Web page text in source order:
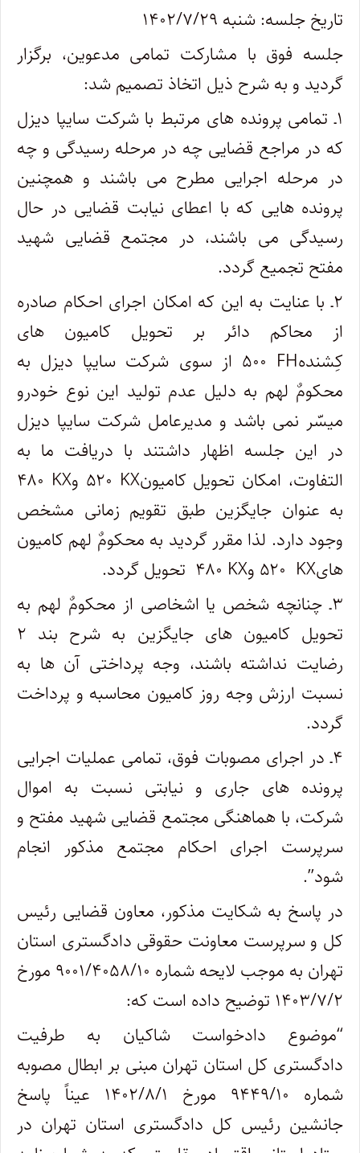
تاریخ جلسه: شنبه ۱۴۰۲/۷/۲۹
جلسه فوق با مشارکت تمامی مدعوین، برگزار
گردید و به شرح ذیل اتخاذ تصمیم شد:
۱ـ تمامی پرونده های مرتبط با شرکت سایپا دیزل
که در مراجع قضایی چه در مرحله رسیدگی و چه
در مرحله اجرایی مطرح می باشند و همچنین
پرونده هایی که با اعطای نیابت قضایی در حال
رسیدگی می باشند، در مجتمع قضایی شهید
مفتح تجمیع گردد.
۲ـ با عنایت به این که امکان اجرای احکام صادره
از محاکم دائر بر تحویل کامیون های
کِشندهFH
۵۰۰ از سوی شرکت سایپا دیزل به
محکومٌ لهم به دلیل عدم تولید این نوع خودرو
میسّر نمی باشد و مدیرعامل شرکت سایپا دیزل
در این جلسه اظهار داشتند با دریافت ما به
التفاوت، امکان تحویل کامیونKX ۵۲۰ و KX ۴۸۰
به عنوان جایگزین طبق تقویم زمانی مشخص
وجود دارد. لذا مقرر گردید به محکومٌ لهم کامیون
هایKX ۵۲۰ و KX ۴۸۰ تحویل گردد
.
۳ـ چنانچه شخص یا اشخاصی از محکومٌ لهم به
تحویل کامیون های جایگزین به شرح بند ۲
رضایت نداشته باشند، وجه پرداختی آن ها به
نسبت ارزش وجه روز کامیون محاسبه و پرداخت
گردد.
۴ـ در اجرای مصوبات فوق، تمامی عملیات اجرایی
پرونده های جاری و نیابتی نسبت به اموال
شرکت، با هماهنگی مجتمع قضایی شهید مفتح و
سرپرست اجرای احکام مجتمع مذکور انجام
شود.”
در پاسخ به شکایت مذکور، معاون قضایی رئیس
کل و سرپرست معاونت حقوقی دادگستری استان
تهران به موجب لایحه شماره ۹۰۰۱/۴۰۵۸/۱۰ مورخ
۱۴۰۳/۷/۲ توضیح داده است که
:
“موضوع دادخواست شاکیان به طرفیت
دادگستری کل استان تهران مبنی بر ابطال مصوبه
شماره ۹۴۴۹/۱۰ مورخ ۱۴۰۲/۸/۱ عیناً پاسخ
جانشین رئیس کل دادگستری استان تهران در